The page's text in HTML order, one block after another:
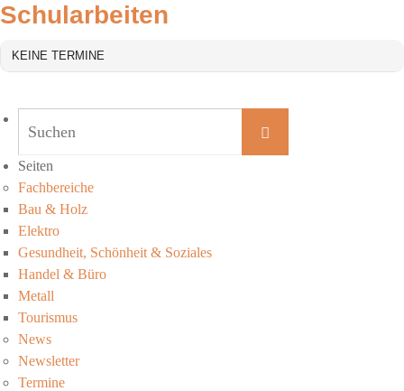
Schularbeiten
KEINE TERMINE
Suchen
Seiten
Fachbereiche
Bau & Holz
Elektro
Gesundheit, Schönheit & Soziales
Handel & Büro
Metall
Tourismus
News
Newsletter
Termine